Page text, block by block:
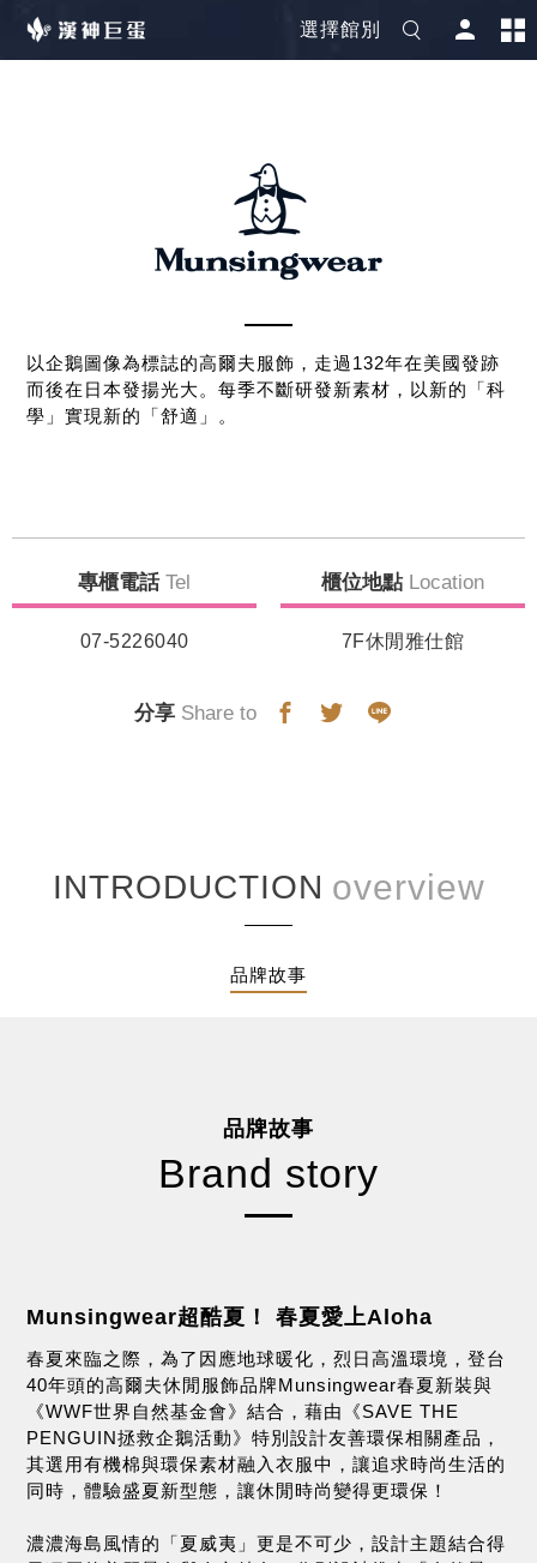
選擇館別
以企鵝圖像為標誌的高爾夫服飾，走過132年在美國發跡
而後在日本發揚光大。每季不斷研發新素材，以新的「科
學」實現新的「舒適」。
專櫃電話 Tel
07-5226040
櫃位地點 Location
7F休閒雅仕館
分享 Share to
INTRODUCTION
品牌故事
品牌故事
Brand story
Munsingwear超酷夏！ 春夏愛上Aloha
春夏來臨之際，為了因應地球暖化，烈日高溫環境，登台
40年頭的高爾夫休閒服飾品牌Munsingwear春夏新裝與
《WWF世界自然基金會》結合，藉由《SAVE THE
PENGUIN拯救企鵝活動》特別設計友善環保相關產品，
其選用有機棉與環保素材融入衣服中，讓追求時尚生活的
同時，體驗盛夏新型態，讓休閒時尚變得更環保！
濃濃海島風情的「夏威夷」更是不可少，設計主題結合得